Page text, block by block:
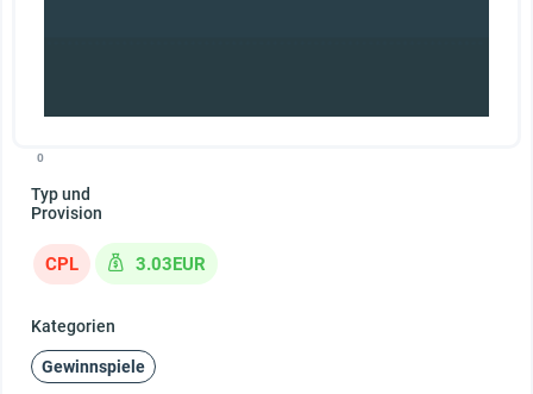
0
Typ und
Provision
CPL 3.03EUR
Kategorien
Gewinnspiele